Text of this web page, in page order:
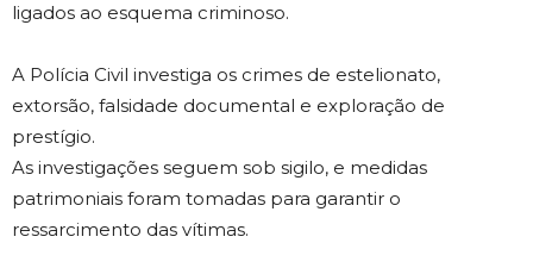
ligados ao esquema criminoso.
A Polícia Civil investiga os crimes de estelionato,
extorsão, falsidade documental e exploração de
prestígio.
As investigações seguem sob sigilo, e medidas
patrimoniais foram tomadas para garantir o
ressarcimento das vítimas.